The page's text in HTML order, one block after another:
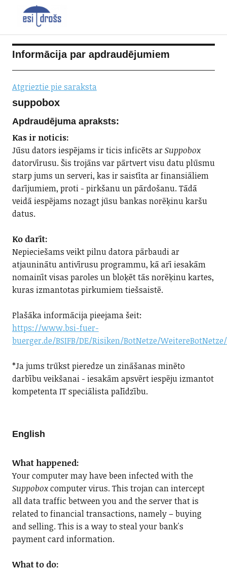
Informācija par apdraudējumiem
Atgrieztie pie saraksta
suppobox
Apdraudējuma apraksts:
Kas ir noticis:
Jūsu dators iespējams ir ticis inficēts arSuppobox
datorvīrusu. Šis trojāns var pārtvert visu datu plūsmu
starp jums un serveri, kas ir saistīta ar finansiāliem
darījumiem, proti - pirkšanu un pārdošanu. Tādā
veidā iespējams nozagt jūsu bankas norēķinu karšu
datus.
Ko darīt:
Nepieciešams veikt pilnu datora pārbaudi ar
atjauninātu antivīrusu programmu, kā arī iesakām
nomainīt visas paroles un bloķēt tās norēķinu kartes,
kuras izmantotas pirkumiem tiešsaistē.
Plašāka informācija pieejama šeit:
https://www.bsi-fuer-
buerger.de/BSIFB/DE/Risiken/BotNetze/
*Ja jums trūkst pieredze un zināšanas minēto
darbību veikšanai - iesakām apsvērt iespēju izmantot
kompetenta IT speciālista palīdzību.
English
What happened:
Your computer may have been infected with the
Suppoboxcomputer virus. This trojan can intercept
all data traffic between you and the server that is
related to financial transactions, namely – buying
and selling. This is a way to steal your bank's
payment card information.
What to do: